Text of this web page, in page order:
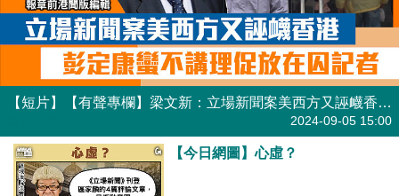
【短片】【有聲專欄】梁文新：立場新聞案美西方又誣衊香港 彭定康蠻不講理促放在囚記者
2024-09-05 15:00
【今日網圖】心虛？